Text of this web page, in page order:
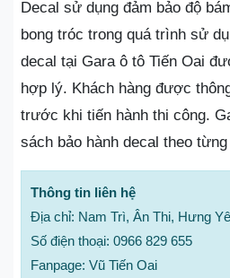
Decal sử dụng đảm bảo độ
bong tróc trong quá trình sử
decal tại Gara ô tô Tiến Oai
hợp lý. Khách hàng được
trước khi tiến hành thi công.
sách bảo hành decal theo
Thông tin liên hệ
Địa chỉ: Nam Trì, Ân Thi, Hưng
Số điện thoại: 0966 829 655
Fanpage: Vũ Tiến Oai